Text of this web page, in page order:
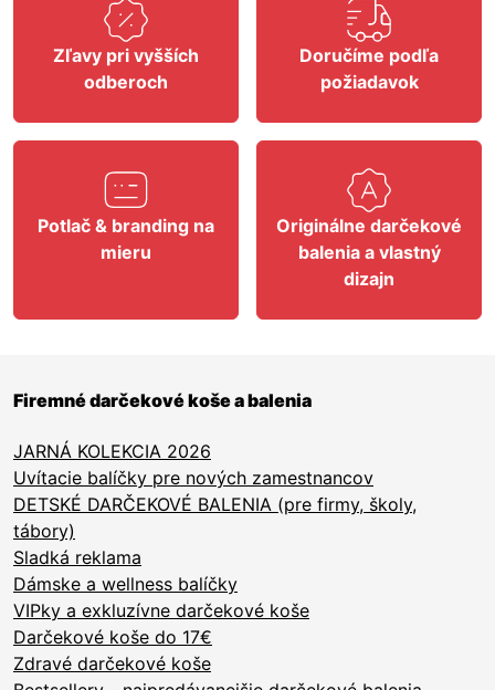
Zľavy pri vyšších
odberoch
Doručíme podľa
požiadavok
Potlač & branding na
mieru
Originálne darčekové
balenia a vlastný
dizajn
Firemné darčekové koše a balenia
JARNÁ KOLEKCIA 2026
Uvítacie balíčky pre nových zamestnancov
DETSKÉ DARČEKOVÉ BALENIA (pre firmy, školy,
tábory)
Sladká reklama
Dámske a wellness balíčky
VIPky a exkluzívne darčekové koše
Darčekové koše do 17€
Zdravé darčekové koše